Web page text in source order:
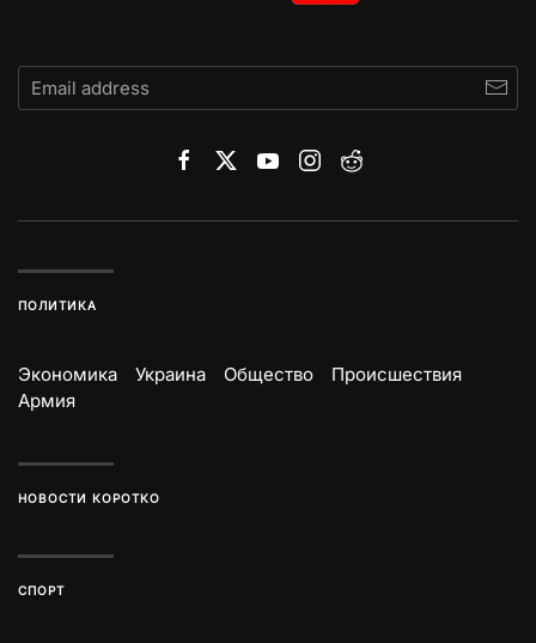
ПОЛИТИКА
Экономика Украина Общество
Происшествия
Армия
НОВОСТИ КОРОТКО
СПОРТ